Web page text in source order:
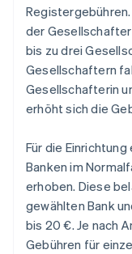
der
bis zu drei
Gesellschaftern
Gesellschafterin
erhöht sich die
Für die
Banken im
erhoben. Diese
gewählten Bank
bis 20 €. Je nach
Gebühren für